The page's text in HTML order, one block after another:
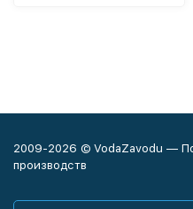
2009-2026 © VodaZavodu —
производств